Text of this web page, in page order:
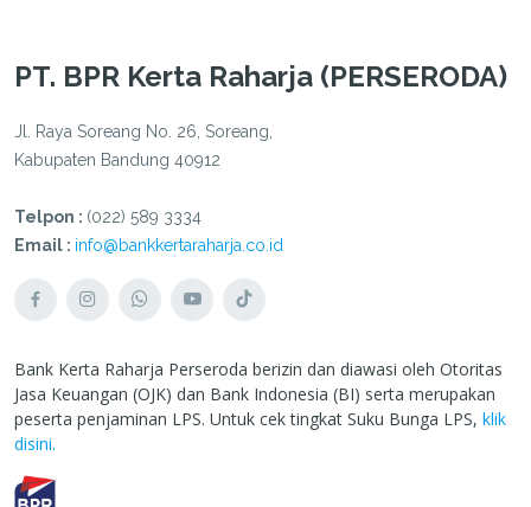
PT. BPR Kerta Raharja (PERSERODA)
Jl. Raya Soreang No. 26, Soreang,
Kabupaten Bandung 40912
Telpon : (022) 589 3334
Email : info@bankkertaraharja.co.id
Bank Kerta Raharja Perseroda berizin dan diawasi oleh Otoritas
Jasa Keuangan (OJK) dan Bank Indonesia (BI) serta merupakan
peserta penjaminan LPS. Untuk cek tingkat Suku Bunga LPS, klik
disini.